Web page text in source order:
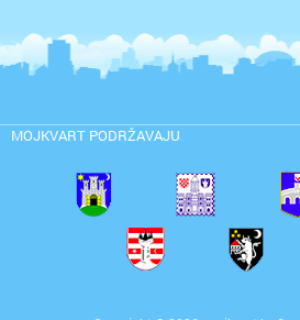
MOJKVART PODRŽAVAJU